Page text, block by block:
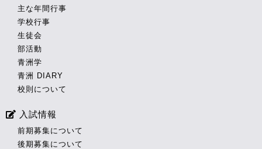
主な年間行事
学校行事
生徒会
部活動
青洲学
青洲 DIARY
校則について
入試情報
前期募集について
後期募集について